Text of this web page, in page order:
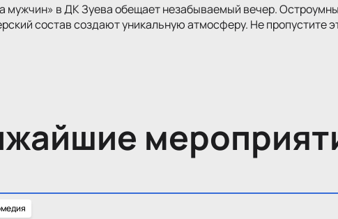
мужчин» в ДК Зуева обещает незабываемый вечер.
состав создают уникальную атмосферу. Не пропустите